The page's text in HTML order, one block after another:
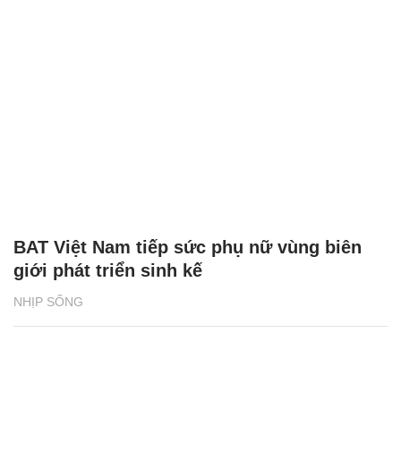
NHỊP SỐNG
BAT Việt Nam tiếp sức phụ nữ vùng biên
giới phát triển sinh kế